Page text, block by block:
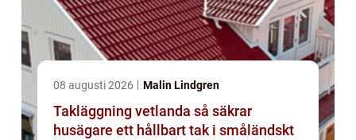
08 augusti 2026 Malin Lindgren
Takläggning vetlanda så säkrar
husägare ett hållbart tak i småländskt